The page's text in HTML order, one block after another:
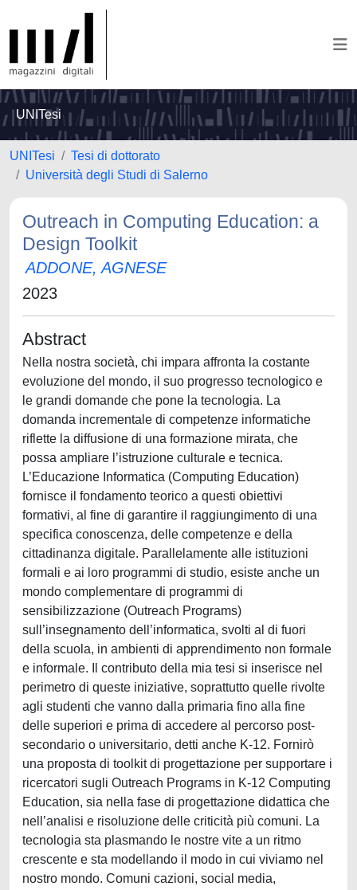
UNITesi
UNITesi
Tesi di dottorato
Università degli Studi di Salerno
Outreach in Computing Education: a
Design Toolkit
ADDONE, AGNESE
2023
Abstract
Nella nostra società, chi impara affronta la costante
evoluzione del mondo, il suo progresso tecnologico e
le grandi domande che pone la tecnologia. La
domanda incrementale di competenze informatiche
riflette la diffusione di una formazione mirata, che
possa ampliare l’istruzione culturale e tecnica.
L’Educazione Informatica (Computing Education)
fornisce il fondamento teorico a questi obiettivi
formativi, al fine di garantire il raggiungimento di una
specifica conoscenza, delle competenze e della
cittadinanza digitale. Parallelamente alle istituzioni
formali e ai loro programmi di studio, esiste anche un
mondo complementare di programmi di
sensibilizzazione (Outreach Programs)
sull’insegnamento dell’informatica, svolti al di fuori
della scuola, in ambienti di apprendimento non formale
e informale. Il contributo della mia tesi si inserisce nel
perimetro di queste iniziative, soprattutto quelle rivolte
agli studenti che vanno dalla primaria fino alla fine
delle superiori e prima di accedere al percorso post-
secondario o universitario, detti anche K-12. Fornirò
una proposta di toolkit di progettazione per supportare i
ricercatori sugli Outreach Programs in K-12 Computing
Education, sia nella fase di progettazione didattica che
nell’analisi e risoluzione delle criticità più comuni. La
tecnologia sta plasmando le nostre vite a un ritmo
crescente e sta modellando il modo in cui viviamo nel
nostro mondo. Comuni cazioni, social media,